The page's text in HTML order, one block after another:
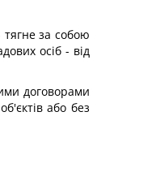
тягне за собою
осіб - від
договорами
або без